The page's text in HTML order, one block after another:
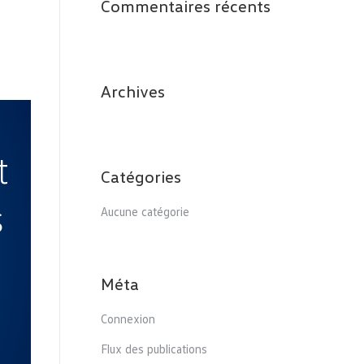
Commentaires récents
Archives
Catégories
Aucune catégorie
Méta
Connexion
Flux des publications